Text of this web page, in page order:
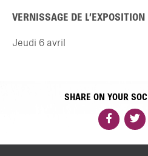
VERNISSAGE DE L’EXPOSITION
Jeudi 6 avril
SHARE ON YOUR